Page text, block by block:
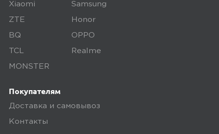
Дополнительные вопросы вы можете
Xiaomi Samsung
ZTE Honor
BQ OPPO
TCL Realme
MONSTER
Покупателям
Доставка и самовывоз
Контакты